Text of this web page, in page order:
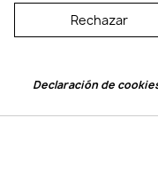
según las normas dictadas por
Rechazar
Declaración de